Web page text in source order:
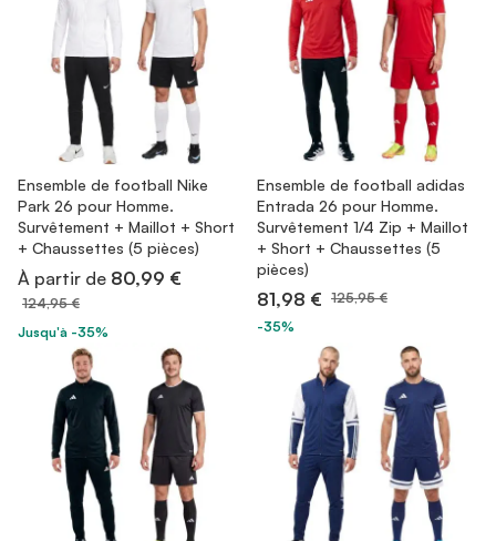
Ensemble de football Nike
Park 26 pour Homme.
Survêtement + Maillot + Short
+ Chaussettes (5 pièces)
À partir de 80,99 €
124,95 €
Jusqu'à -35%
Ensemble de football adidas
Entrada 26 pour Homme.
Survêtement 1/4 Zip + Maillot
+ Short + Chaussettes (5
pièces)
81,98 € 125,95 €
-35%